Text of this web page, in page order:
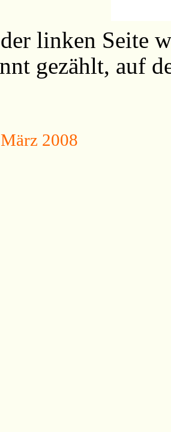
linken Seite
gezählt, auf
2008